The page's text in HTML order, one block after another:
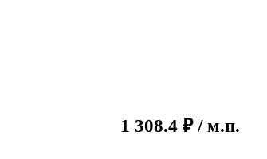
1 308.4 ₽ / м.п.